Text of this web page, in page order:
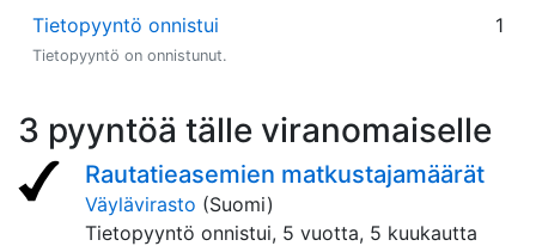
Tietopyyntö onnistui
Tietopyyntö on onnistunut.
1
3 pyyntöä tälle viranomaiselle
Rautatieasemien matkustajamäärät
Väylävirasto (Suomi)
Tietopyyntö onnistui, 5 vuotta, 5 kuukautta